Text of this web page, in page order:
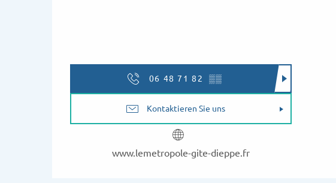
06 48 71 82 ▒▒
Kontaktieren Sie uns
www.lemetropole-gite-dieppe.fr